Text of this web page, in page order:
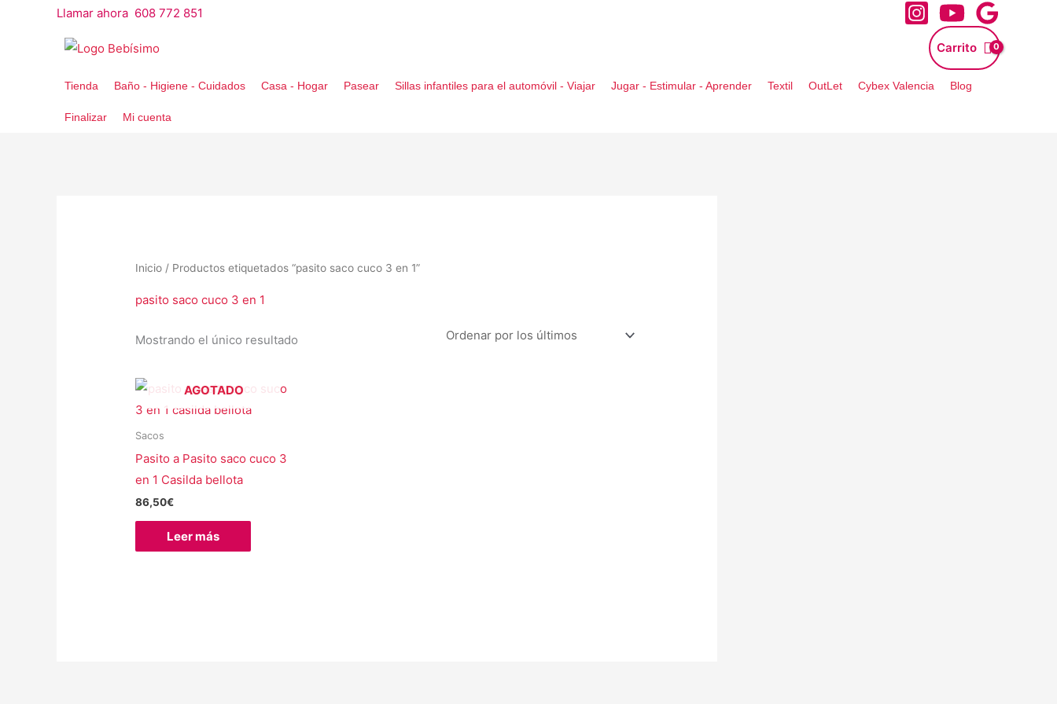
Llamar ahora 608 772 851
Carrito
Tienda Baño - Higiene - Cuidados Casa - Hogar Pasear Sillas infantiles para el automóvil - Viajar Jugar - Estimular - Aprender Textil OutLet Cybex Valencia Blog
Finalizar Mi cuenta
Inicio / Productos etiquetados “pasito saco cuco 3 en 1”
pasito saco cuco 3 en 1
Mostrando el único resultado
AGOTADO
Sacos
Pasito a Pasito saco cuco 3
en 1 Casilda bellota
86,50€
Leer más